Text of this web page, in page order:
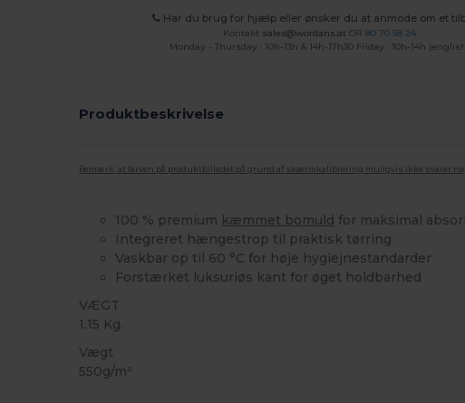
Har du brug for hjælp eller ønsker du at anmode om et
Kontakt sales@wordans.at OR80 70 58 24
Monday - Thursday : 10h-13h & 14h-17h30 Friday : 10h-14h
Produktbeskrivelse
Bemærk, at farven på produktbilledet på grund af skærmkalibrering muligvis ikke svarer
100 % premium kæmmet bomuld for maksimal
Integreret hængestrop til praktisk tørring
Vaskbar op til 60 °C for høje hygiejnestandarder
Forstærket luksuriøs kant for øget holdbarhed
VÆGT
1.15 Kg.
Vægt
550g/m²